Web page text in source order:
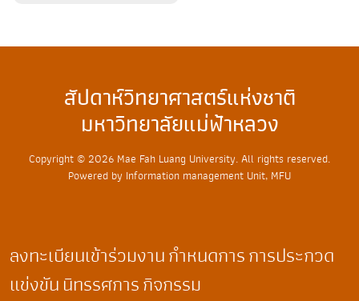
สัปดาห์วิทยาศาสตร์แห่งชาติ
มหาวิทยาลัยแม่ฟ้าหลวง
Copyright © 2026 Mae Fah Luang University. All rights reserved.
Powered by Information management Unit, MFU
ลงทะเบียนเข้าร่วมงานกำหนดการการประกวด
แข่งขันนิทรรศการกิจกรรม